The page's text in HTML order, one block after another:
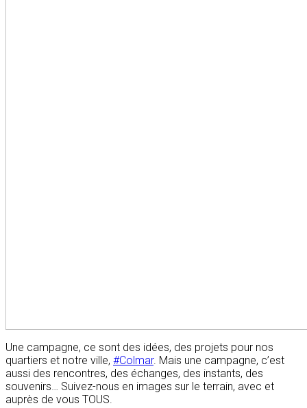
Une campagne, ce sont des idées, des projets pour nos
quartiers et notre ville, #Colmar. Mais une campagne, c’est
aussi des rencontres, des échanges, des instants, des
souvenirs… Suivez-nous en images sur le terrain, avec et
auprès de vous TOUS.